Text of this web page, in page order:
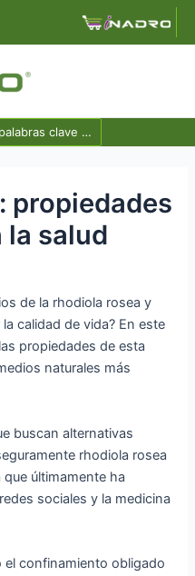
propiedades
la salud
de la rhodiola rosea y
calidad de vida? En este
propiedades de esta
naturales más
buscan alternativas
rhodiola rosea
últimamente ha
sociales y la medicina
confinamiento obligado